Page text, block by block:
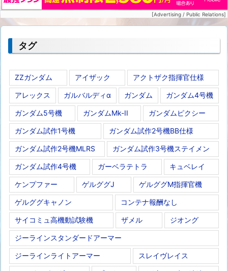
[Advertising / Public Relations]
タグ
ZZガンダム アイザック アクトザク指揮官仕様
アレックス ガルバルディα ガンダム ガンダム4号機
ガンダム5号機 ガンダムMk-II ガンダムピクシー
ガンダム試作1号機 ガンダム試作2号機BB仕様
ガンダム試作2号機MLRS ガンダム試作3号機ステイメン
ガンダム試作4号機 ガーベラテトラ キュベレイ
ケンプファー ゲルググJ ゲルググM指揮官機
ゲルググキャノン コンテナ報酬なし
サイコミュ高機動試験機 ザメル ジオング
ジーラインスタンダードアーマー
ジーラインライトアーマー スレイヴレイス